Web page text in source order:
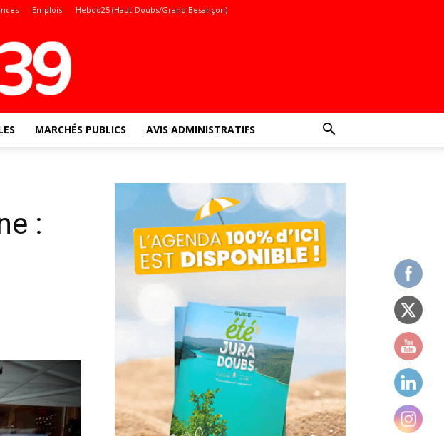
Emplois Hebdo25 (Haut-Doubs/Grand Besançon)
MARCHÉS PUBLICS AVIS ADMINISTRATIFS
: